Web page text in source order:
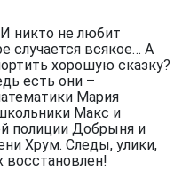
никто не любит
случается всякое… А
хорошую сказку?
есть они –
Мария
Макс и
полиции Добрыня и
Хрум. Следы, улики,
восстановлен!